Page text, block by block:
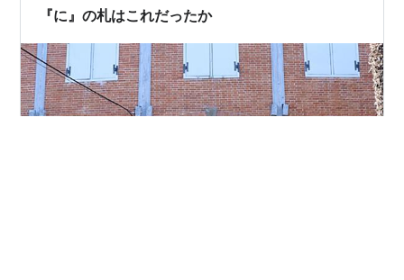
も需要があったはず。 右側の低…
『に』の札はこれだったか